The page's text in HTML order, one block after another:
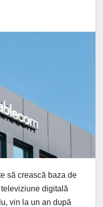
să crească baza de
digitală
vin la un an după